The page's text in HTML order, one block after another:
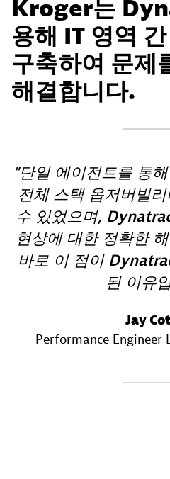
Kroger는
용해 IT 영역
구축하여 문제
해결합니다.
단일 에이전트를 통
전체 스택 옵저버빌
수 있었으며,
현상에 대한 정확한
바로 이 점이
된 이유
Jay
Performance Engineer